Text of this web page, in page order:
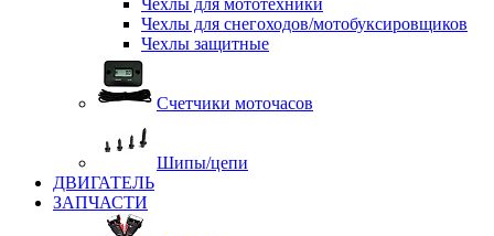
Чехлы для снегоходов/мотобуксировщиков
Чехлы защитные
Счетчики моточасов
Шипы/цепи
ДВИГАТЕЛЬ
ЗАПЧАСТИ